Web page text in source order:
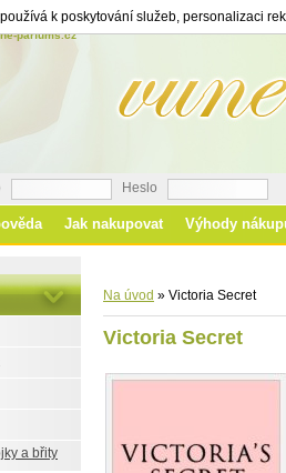
k poskytování služeb, personalizaci
parfums.cz
Heslo
Jak nakupovat Výhody
a břity
Na úvod » Victoria Secret
Victoria Secret